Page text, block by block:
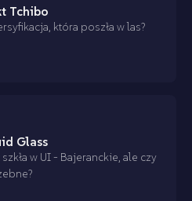
Tchibo
która poszła w las?
Glass
szkła w UI - Bajeranckie, ale czy